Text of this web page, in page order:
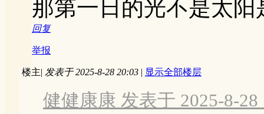
那第一日的光不是太阳
回复
举报
楼主| 发表于 2025-8-28 20:03 | 显示全部楼层
健健康康 发表于 2025-8-28